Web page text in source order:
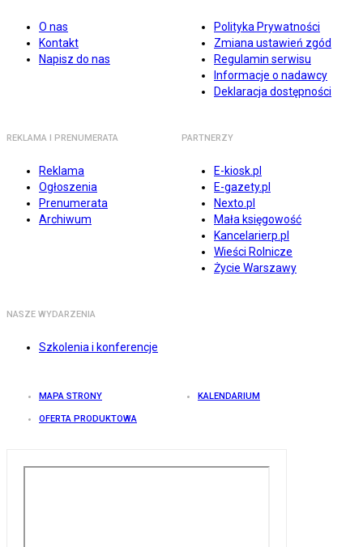
O nas
Kontakt
Napisz do nas
Polityka Prywatności
Zmiana ustawień zgód
Regulamin serwisu
Informacje o nadawcy
Deklaracja dostępności
REKLAMA I PRENUMERATA
Reklama
Ogłoszenia
Prenumerata
Archiwum
PARTNERZY
E-kiosk.pl
E-gazety.pl
Nexto.pl
Mała księgowość
Kancelarierp.pl
Wieści Rolnicze
Życie Warszawy
NASZE WYDARZENIA
Szkolenia i konferencje
MAPA STRONY KALENDARIUM
OFERTA PRODUKTOWA